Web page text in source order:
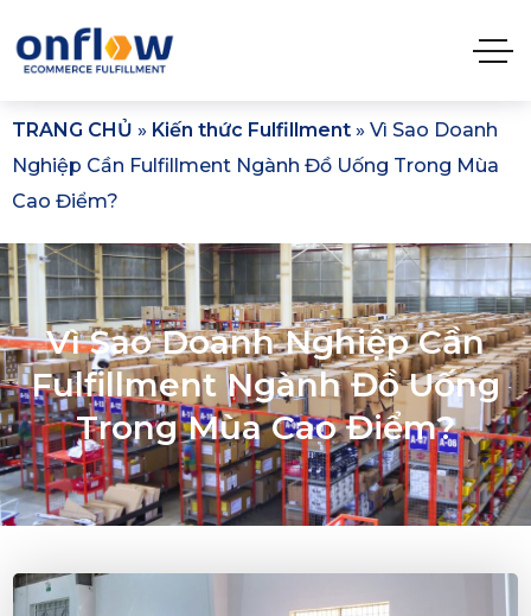
TRANG CHỦ » Kiến thức Fulfillment » Vì Sao Doanh
Nghiệp Cần Fulfillment Ngành Đồ Uống Trong Mùa
Cao Điểm?
Vì Sao Doanh Nghiệp Cần
Fulfillment Ngành Đồ Uống
Trong Mùa Cao Điểm?